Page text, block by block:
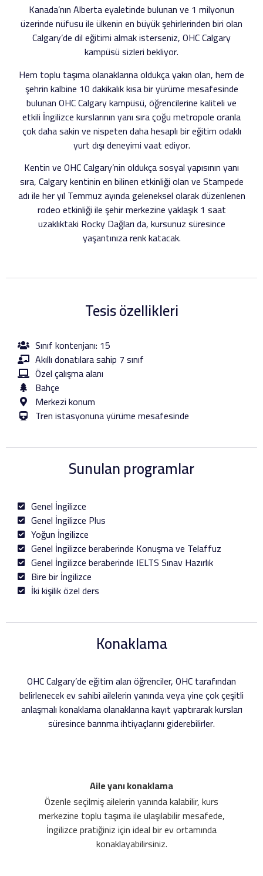
Kanada’nın Alberta eyaletinde bulunan ve 1 milyonun
üzerinde nüfusu ile ülkenin en büyük şehirlerinden biri olan
Calgary’de dil eğitimi almak isterseniz, OHC Calgary
kampüsü sizleri bekliyor.
Hem toplu taşıma olanaklarına oldukça yakın olan, hem de
şehrin kalbine 10 dakikalık kısa bir yürüme mesafesinde
bulunan OHC Calgary kampüsü, öğrencilerine kaliteli ve
etkili İngilizce kurslarının yanı sıra çoğu metropole oranla
çok daha sakin ve nispeten daha hesaplı bir eğitim odaklı
yurt dışı deneyimi vaat ediyor.
Kentin ve OHC Calgary’nin oldukça sosyal yapısının yanı
sıra, Calgary kentinin en bilinen etkinliği olan ve Stampede
adı ile her yıl Temmuz ayında geleneksel olarak düzenlenen
rodeo etkinliği ile şehir merkezine yaklaşık 1 saat
uzaklıktaki Rocky Dağları da, kursunuz süresince
yaşantınıza renk katacak.
Tesis özellikleri
Sınıf kontenjanı: 15
Akıllı donatılara sahip 7 sınıf
Özel çalışma alanı
Bahçe
Merkezi konum
Tren istasyonuna yürüme mesafesinde
Sunulan programlar
Genel İngilizce
Genel İngilizce Plus
Yoğun İngilizce
Genel İngilizce beraberinde Konuşma ve Telaffuz
Genel İngilizce beraberinde IELTS Sınav Hazırlık
Bire bir İngilizce
İki kişilik özel ders
Konaklama
OHC Calgary’de eğitim alan öğrenciler, OHC tarafından
belirlenecek ev sahibi ailelerin yanında veya yine çok çeşitli
anlaşmalı konaklama olanaklarına kayıt yaptırarak kursları
süresince barınma ihtiyaçlarını giderebilirler.
Aile yanı konaklama
Özenle seçilmiş ailelerin yanında kalabilir, kurs
merkezine toplu taşıma ile ulaşılabilir mesafede,
İngilizce pratiğiniz için ideal bir ev ortamında
konaklayabilirsiniz.